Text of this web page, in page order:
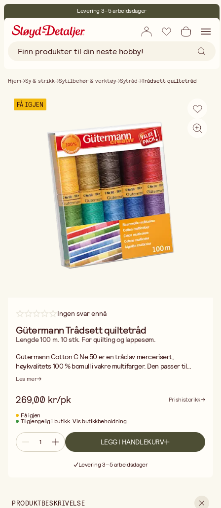
Levering 3–5 arbeidsdager
Fri frakt ved kjøp over 499:-
Hjem Sy & strikk Sytilbehør & verktøy Sytråd Trådsett quiltetråd
FÅ IGJEN
Ingen svar ennå
Gütermann Trådsett quiltetråd
Lengde 100 m. 10 stk. For quilting og lappesøm.
Gütermann Cotton C Ne 50 er en tråd av mercerisert,
høykvalitets 100 % bomull i vakre multifarger. Den passer til
patchwork og quilting, så vel som til dekorative prydsømmer.
de fleste stoffer.
Les mer
269,00 kr/pk
Prishistorikk
Få igjen
Tilgjengelig i butikk Vis butikkbeholdning
LEGG I HANDLEKURV
Levering 3–5 arbeidsdager
PRODUKTBESKRIVELSE